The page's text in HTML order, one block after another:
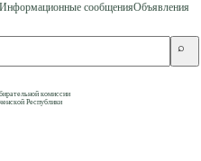
Информационные сообщенияОбъявления
комиссии
Республики
⌕